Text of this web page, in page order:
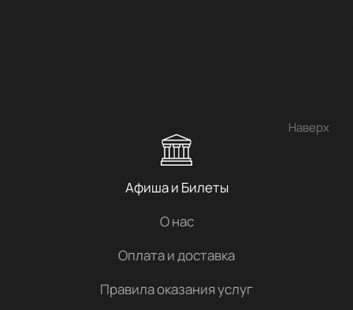
Наверх
Афиша и Билеты
О нас
Оплата и доставка
Правила оказания услуг